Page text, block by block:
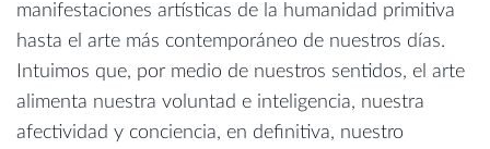
manifestaciones artísticas de la humanidad primitiva
hasta el arte más contemporáneo de nuestros días.
Intuimos que, por medio de nuestros sentidos, el arte
alimenta nuestra voluntad e inteligencia, nuestra
afectividad y conciencia, en definitiva, nuestro